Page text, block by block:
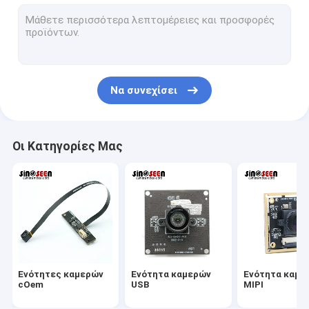
Ενότητα καμερών MIPI
Σφαιρική ενότητα καμερών παραθυρόφυλλων
Διπλή ενότητα καμερών φακών
Ενότητα καμερών αναγνώρισης προσώπου
ενότητα lap-top webcam
1MP ενότητα καμερών
Να συνεχίσει
Οι Κατηγορίες Μας
Ενότητες καμερών
cOem
Ενότητα καμερών
USB
Ενότητα
MIPI